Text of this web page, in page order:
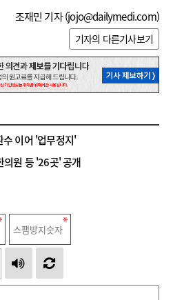
조재민 기자 (jojo@dailymedi.com)
기자의 다른기사보기
수 이어 '업무정지'
의원 등 '26곳' 공개